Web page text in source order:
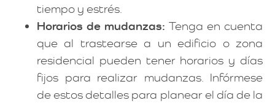
tiempo y estrés.
Horarios de mudanzas: Tenga en cuenta
que al trastearse a un edificio o zona
residencial pueden tener horarios y días
fijos para realizar mudanzas. Infórmese
de estos detalles para planear el día de la